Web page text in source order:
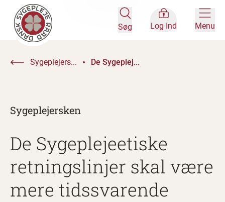
Søg Log Ind Menu
Sygeplejers... De Sygeplej...
Sygeplejersken
De Sygeplejeetiske
retningslinjer skal være
mere tidssvarende